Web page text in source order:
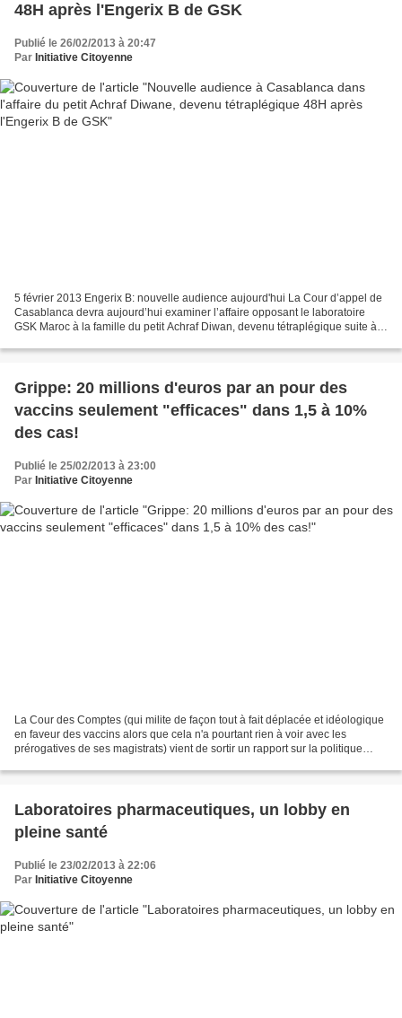
48H après l'Engerix B de GSK
Publié le 26/02/2013 à 20:47
Par Initiative Citoyenne
5 février 2013 Engerix B: nouvelle audience aujourd'hui La Cour d’appel de
Casablanca devra aujourd’hui examiner l’affaire opposant le laboratoire
GSK Maroc à la famille du petit Achraf Diwan, devenu tétraplégique suite à
Grippe: 20 millions d'euros par an pour des
vaccins seulement "efficaces" dans 1,5 à 10%
des cas!
Publié le 25/02/2013 à 23:00
Par Initiative Citoyenne
La Cour des Comptes (qui milite de façon tout à fait déplacée et idéologique
en faveur des vaccins alors que cela n'a pourtant rien à voir avec les
prérogatives de ses magistrats) vient de sortir un rapport sur la politique
Laboratoires pharmaceutiques, un lobby en
pleine santé
Publié le 23/02/2013 à 22:06
Par Initiative Citoyenne